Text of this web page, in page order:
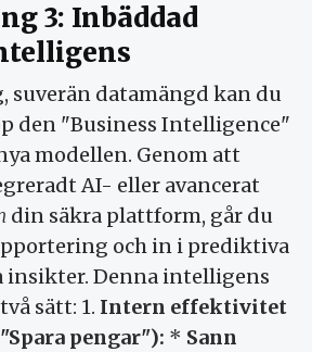
3: Inbäddad
suverän datamängd kan du
den "Business Intelligence"
modellen. Genom att
AI- eller avancerat
din säkra plattform, går du
och in i prediktiva
insikter. Denna intelligens
sätt: 1. Intern effektivitet
pengar"): * Sann